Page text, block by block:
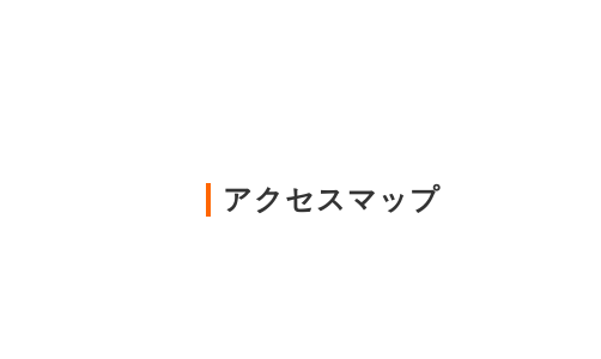
アクセスマップ